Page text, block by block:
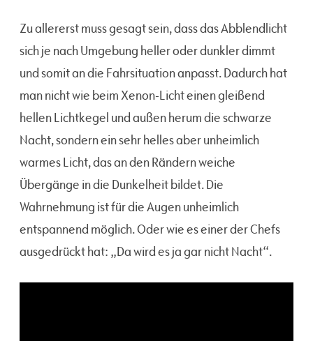
Zu allererst muss gesagt sein, dass das Abblendlicht
sich je nach Umgebung heller oder dunkler dimmt
und somit an die Fahrsituation anpasst. Dadurch hat
man nicht wie beim Xenon-Licht einen gleißend
hellen Lichtkegel und außen herum die schwarze
Nacht, sondern ein sehr helles aber unheimlich
warmes Licht, das an den Rändern weiche
Übergänge in die Dunkelheit bildet. Die
Wahrnehmung ist für die Augen unheimlich
entspannend möglich. Oder wie es einer der Chefs
ausgedrückt hat: „Da wird es ja gar nicht Nacht“.